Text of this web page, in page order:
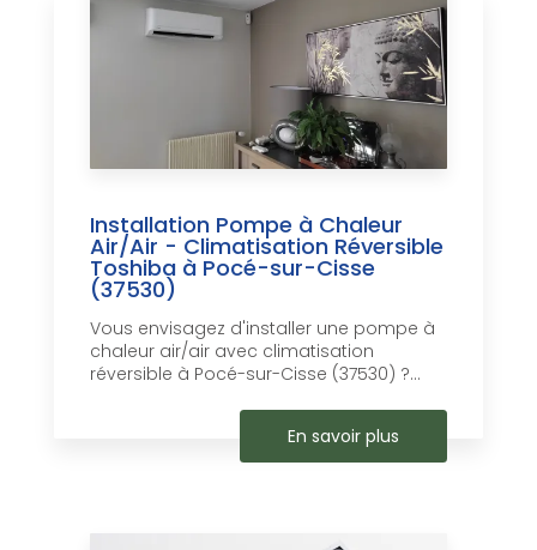
Installation Pompe à Chaleur
Air/Air - Climatisation Réversible
Toshiba à Pocé-sur-Cisse
(37530)
Vous envisagez d'installer une pompe à
chaleur air/air avec climatisation
réversible à Pocé-sur-Cisse (37530) ?...
En savoir plus